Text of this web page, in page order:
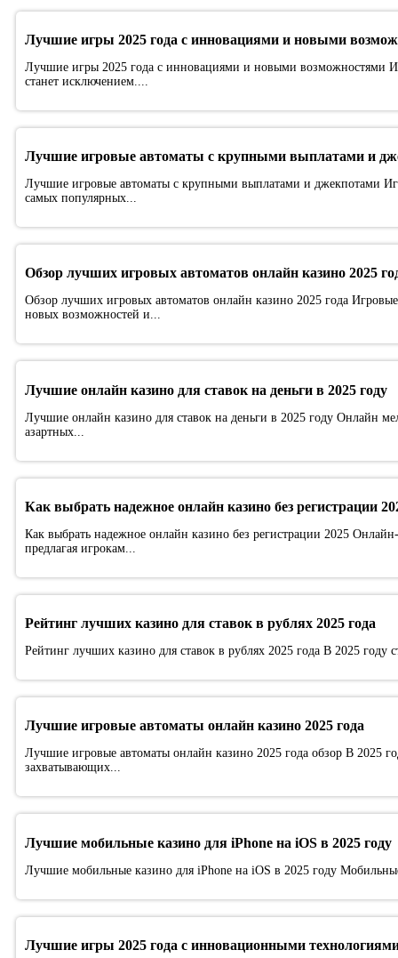
Лучшие игры 2025 года с инновациями и новыми
Лучшие игры 2025 года с инновациями и новыми возможностями
станет исключением....
Лучшие игровые автоматы с крупными выплатами и
Лучшие игровые автоматы с крупными выплатами и джекпотами
самых популярных...
Обзор лучших игровых автоматов онлайн казино 2025
Обзор лучших игровых автоматов онлайн казино 2025 года
новых возможностей и...
Лучшие онлайн казино для ставок на деньги в 2025 году
Лучшие онлайн казино для ставок на деньги в 2025 году Онлайн
азартных...
Как выбрать надежное онлайн казино без регистрации
Как выбрать надежное онлайн казино без регистрации 2025
предлагая игрокам...
Рейтинг лучших казино для ставок в рублях 2025 года
Рейтинг лучших казино для ставок в рублях 2025 года В 2025 году
Лучшие игровые автоматы онлайн казино 2025 года
Лучшие игровые автоматы онлайн казино 2025 года обзор В 2025
захватывающих...
Лучшие мобильные казино для iPhone на iOS в 2025 году
Лучшие мобильные казино для iPhone на iOS в 2025 году
Лучшие игры 2025 года с инновационными